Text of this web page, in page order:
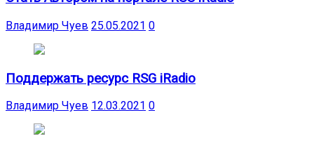
Владимир Чуев 25.05.2021 0
Поддержать ресурс RSG iRadio
Владимир Чуев 12.03.2021 0